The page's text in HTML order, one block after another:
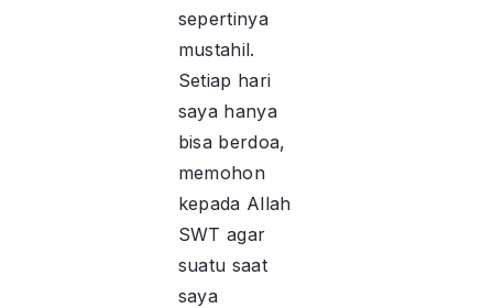
sepertinya
mustahil.
Setiap hari
saya hanya
bisa berdoa,
memohon
kepada Allah
SWT agar
suatu saat
saya